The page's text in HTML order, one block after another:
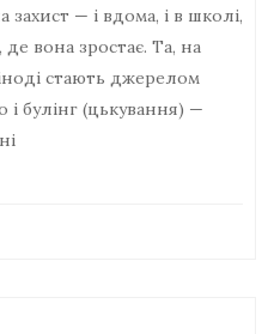
— і вдома, і в школі,
вона зростає. Та, на
стають джерелом
булінг (цькування) —